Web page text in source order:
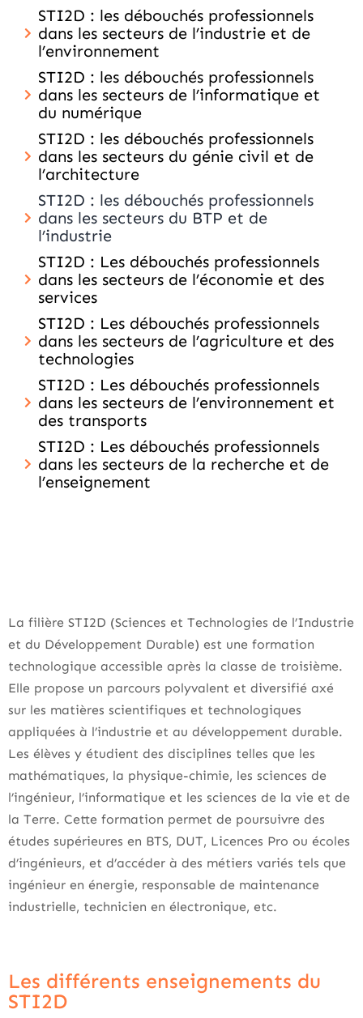
STI2D : les débouchés professionnels
dans les secteurs de l’industrie et de
l’environnement
STI2D : les débouchés professionnels
dans les secteurs de l’informatique et
du numérique
STI2D : les débouchés professionnels
dans les secteurs du génie civil et de
l’architecture
STI2D : les débouchés professionnels
dans les secteurs du BTP et de
l’industrie
STI2D : Les débouchés professionnels
dans les secteurs de l’économie et des
services
STI2D : Les débouchés professionnels
dans les secteurs de l’agriculture et des
technologies
STI2D : Les débouchés professionnels
dans les secteurs de l’environnement et
des transports
STI2D : Les débouchés professionnels
dans les secteurs de la recherche et de
l’enseignement
La filière STI2D (Sciences et Technologies de l’Industrie
et du Développement Durable) est une formation
technologique accessible après la classe de troisième.
Elle propose un parcours polyvalent et diversifié axé
sur les matières scientifiques et technologiques
appliquées à l’industrie et au développement durable.
Les élèves y étudient des disciplines telles que les
mathématiques, la physique-chimie, les sciences de
l’ingénieur, l’informatique et les sciences de la vie et de
la Terre. Cette formation permet de poursuivre des
études supérieures en BTS, DUT, Licences Pro ou écoles
d’ingénieurs, et d’accéder à des métiers variés tels que
ingénieur en énergie, responsable de maintenance
industrielle, technicien en électronique, etc.
Les différents enseignements du
STI2D